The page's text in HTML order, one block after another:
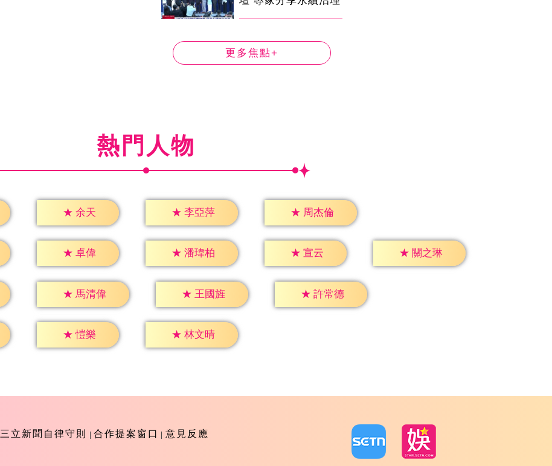
更多焦點+
熱門人物
★ 余天 ★ 李亞萍 ★ 周杰倫
★ 卓偉 ★ 潘瑋柏 ★ 宣云 ★ 關之琳
★ 馬清偉 ★ 王國旌 ★ 許常德
★ 愷樂 ★ 林文晴
三立新聞自律守則 合作提案窗口 意見反應